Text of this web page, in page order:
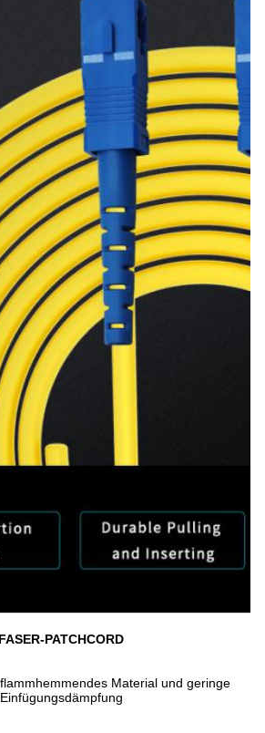
FASER-PATCHCORD
Material und geringe
Einfügungsdämpfung